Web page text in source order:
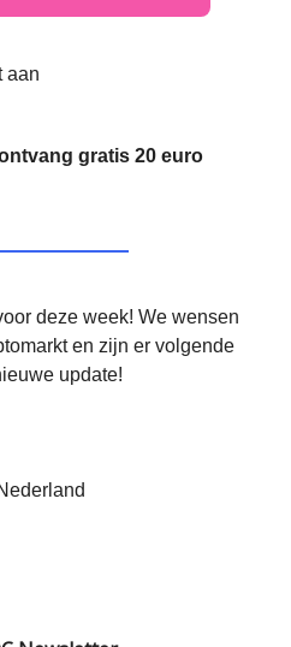
aan
gratis 20 euro
deze week! We wensen
en zijn er volgende
update!